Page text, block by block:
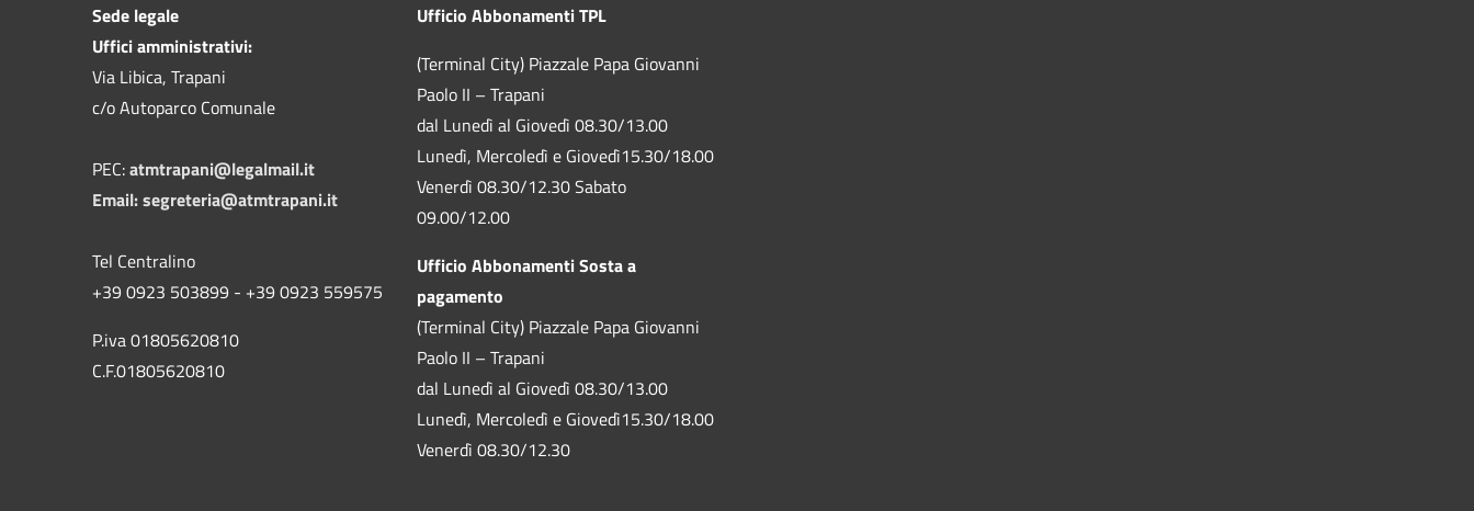
Sede legale
Uffici amministrativi:
Via Libica, Trapani
c/o Autoparco Comunale
PEC:atmtrapani@legalmail.it
Email:segreteria@atmtrapani.it
Tel Centralino
+39 0923 503899 - +39 0923 559575
P.iva 01805620810
C.F.01805620810
Ufficio Abbonamenti TPL
(Terminal City) Piazzale Papa Giovanni
Paolo II – Trapani
dal Lunedì al Giovedì 08.30/13.00
Lunedì, Mercoledì e Giovedì15.30/18.00
Venerdì 08.30/12.30 Sabato
09.00/12.00
Ufficio Abbonamenti Sosta a
pagamento
(Terminal City) Piazzale Papa Giovanni
Paolo II – Trapani
dal Lunedì al Giovedì 08.30/13.00
Lunedì, Mercoledì e Giovedì15.30/18.00
Venerdì 08.30/12.30